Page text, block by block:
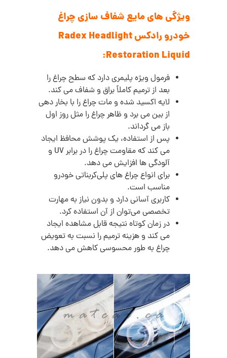
ویژگی های مایع شفاف سازی چراغ
خودرو رادکس Radex Headlight
Restoration Liquid:
فرمول ویژه پلیمری دارد که سطح چراغ را
بعد از ترمیم کاملاً براق و شفاف می‌ کند.
لایه اکسید شده و مات چراغ را با بخار دهی
از بین می‌ برد و ظاهر چراغ را مثل روز اول
باز می‌ گرداند.
پس از استفاده، یک پوشش محافظ ایجاد
می‌ کند که مقاومت چراغ را در برابر UV و
آلودگی‌ ها افزایش می‌ دهد.
برای انواع چراغ‌ های پلی‌کربناتی خودرو
مناسب است.
کاربری آسانی دارد و بدون نیاز به مهارت
تخصصی می‌توان از آن استفاده کرد.
در زمان کوتاه نتیجه قابل مشاهده ایجاد
می‌ کند و هزینه ترمیم را نسبت به تعویض
چراغ به‌ طور محسوسی کاهش می‌ دهد.